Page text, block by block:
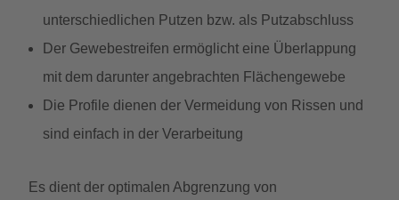
unterschiedlichen Putzen bzw. als Putzabschluss
Der Gewebestreifen ermöglicht eine Überlappung
mit dem darunter angebrachten Flächengewebe
Die Profile dienen der Vermeidung von Rissen und
sind einfach in der Verarbeitung
Es dient der optimalen Abgrenzung von